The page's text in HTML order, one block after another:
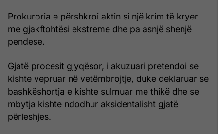
Prokuroria e përshkroi aktin si një krim të kryer
me gjakftohtësi ekstreme dhe pa asnjë shenjë
pendese.
Gjatë procesit gjyqësor, i akuzuari pretendoi se
kishte vepruar në vetëmbrojtje, duke deklaruar se
bashkëshortja e kishte sulmuar me thikë dhe se
mbytja kishte ndodhur aksidentalisht gjatë
përleshjes.